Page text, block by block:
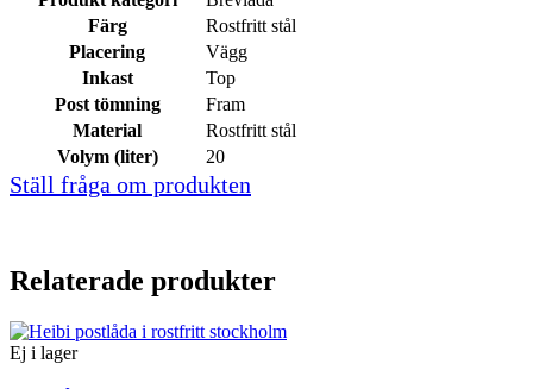
Färg
Rostfritt stål
Placering
Vägg
Inkast
Top
Post tömning
Fram
Material
Rostfritt stål
Volym (liter)
20
Ställ fråga om produkten
Relaterade produkter
Ej i lager